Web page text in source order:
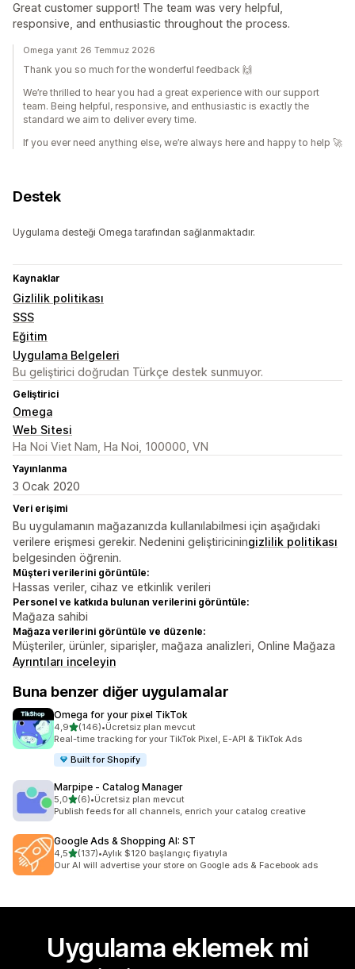
Great customer support! The team was very helpful,
responsive, and enthusiastic throughout the process.
Omega yanıt 26 Temmuz 2026
Thank you so much for the wonderful feedback 🙌
We’re thrilled to hear you had a great experience with our support
team. Being helpful, responsive, and enthusiastic is exactly the
standard we aim to deliver every time.
If you ever need anything else, we’re always here and happy to help 🚀
Destek
Uygulama desteği Omega tarafından sağlanmaktadır.
Kaynaklar
Gizlilik politikası
SSS
Eğitim
Uygulama Belgeleri
Bu geliştirici doğrudan Türkçe destek sunmuyor.
Geliştirici
Omega
Web Sitesi
Ha Noi Viet Nam, Ha Noi, 100000, VN
Yayınlanma
3 Ocak 2020
Veri erişimi
Bu uygulamanın mağazanızda kullanılabilmesi için aşağıdaki
verilere erişmesi gerekir. Nedenini geliştiriciningizlilik politikası
belgesinden öğrenin.
Müşteri verilerini görüntüle:
Hassas veriler, cihaz ve etkinlik verileri
Personel ve katkıda bulunan verilerini görüntüle:
Mağaza sahibi
Mağaza verilerini görüntüle ve düzenle:
Müşteriler, ürünler, siparişler, mağaza analizleri, Online Mağaza
Ayrıntıları inceleyin
Buna benzer diğer uygulamalar
Omega for your pixel TikTok
4,95 yıldız üzerinden
(146)
toplam 146 değerlendirme
•Ücretsiz plan mevcut
Real-time tracking for your TikTok Pixel, E-API & TikTok Ads
Built for Shopify
Marpipe ‑ Catalog Manager
5,05 yıldız üzerinden
(6)
toplam 6 değerlendirme
•Ücretsiz plan mevcut
Publish feeds for all channels, enrich your catalog creative
Google Ads & Shopping AI: ST
4,55 yıldız üzerinden
(137)
toplam 137 değerlendirme
•Aylık $120 başlangıç fiyatıyla
Our AI will advertise your store on Google ads & Facebook ads
Uygulama eklemek mi